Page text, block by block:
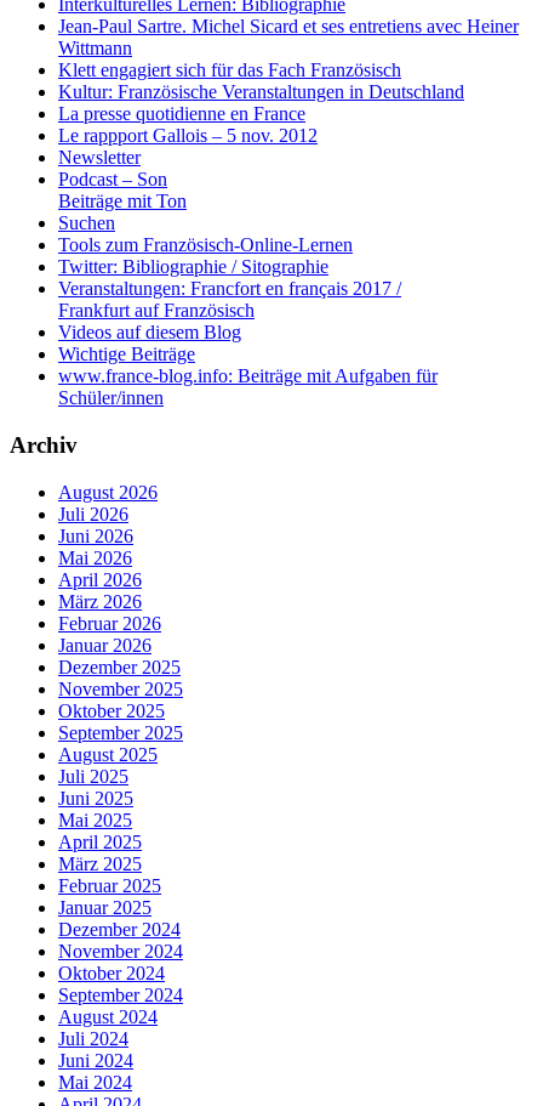
Interkulturelles Lernen: Bibliographie
Jean-Paul Sartre. Michel Sicard et ses entretiens avec Heiner
Wittmann
Klett engagiert sich für das Fach Französisch
Kultur: Französische Veranstaltungen in Deutschland
La presse quotidienne en France
Le rappport Gallois – 5 nov. 2012
Newsletter
Podcast – Son
Beiträge mit Ton
Suchen
Tools zum Französisch-Online-Lernen
Twitter: Bibliographie / Sitographie
Veranstaltungen: Francfort en français 2017 /
Frankfurt auf Französisch
Videos auf diesem Blog
Wichtige Beiträge
www.france-blog.info: Beiträge mit Aufgaben für
Schüler/innen
Archiv
August 2026
Juli 2026
Juni 2026
Mai 2026
April 2026
März 2026
Februar 2026
Januar 2026
Dezember 2025
November 2025
Oktober 2025
September 2025
August 2025
Juli 2025
Juni 2025
Mai 2025
April 2025
März 2025
Februar 2025
Januar 2025
Dezember 2024
November 2024
Oktober 2024
September 2024
August 2024
Juli 2024
Juni 2024
Mai 2024